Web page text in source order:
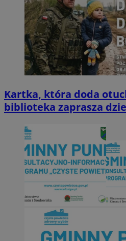
Kartka, która doda
biblioteka zaprasza